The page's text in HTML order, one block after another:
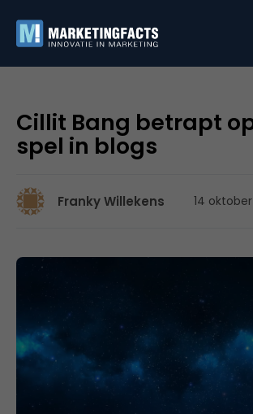
Cillit Bang betrapt
spel in blogs
Franky Willekens 14